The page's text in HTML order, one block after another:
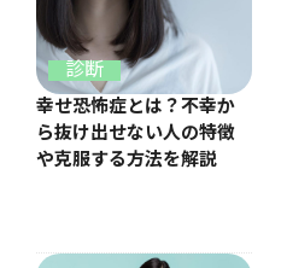
診断
幸せ恐怖症とは？不幸か
ら抜け出せない人の特徴
や克服する方法を解説